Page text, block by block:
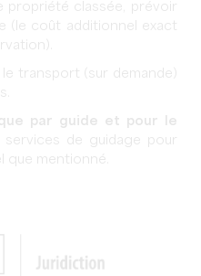
propriété classée, prévoir
(le coût additionnel exact
le transport (sur demande)
par guide et pour le
de guidage pour
que mentionné.